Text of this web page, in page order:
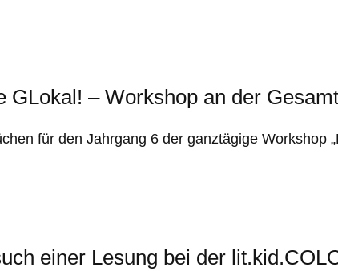
GLokal! – Workshop an der
für den Jahrgang 6 der ganztägige Workshop
einer Lesung bei der